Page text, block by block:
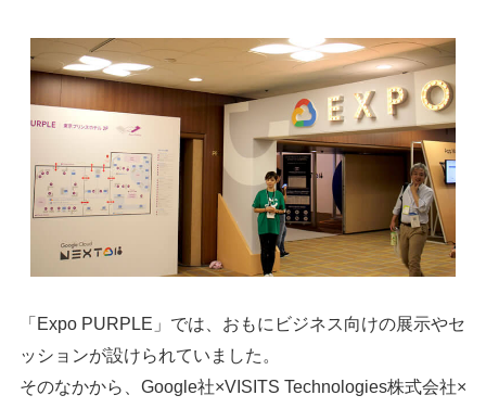
「Expo PURPLE」では、おもにビジネス向けの展示やセ
ッションが設けられていました。
そのなかから、Google社×VISITS Technologies株式会社×